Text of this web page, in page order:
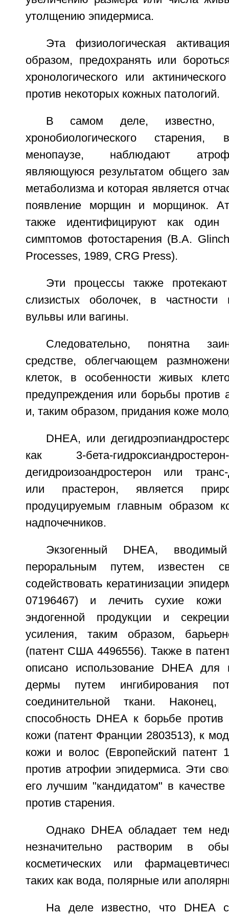
утолщению эпидермиса.
Эта физиологическая
образом, предохранять или
хронологического или
против некоторых кожных патологий.
В самом деле, известно,
хронобиологического
менопаузе, наблюдают
являющуюся результатом общего
метаболизма и которая является
появление морщин и морщинок.
также идентифицируют как один
симптомов фотостарения (B.A.
Processes, 1989, CRG Press).
Эти процессы также
слизистых оболочек, в
вульвы или вагины.
Следовательно, понятна
средстве, облегчающем
клеток, в особенности живых
предупреждения или борьбы против
и, таким образом, придания коже
DHEA, или
как 3-бета-
дегидроизоандростерон или транс-
или прастерон, является
продуцируемым главным образом
надпочечников.
Экзогенный DHEA,
пероральным путем, известен
содействовать кератинизации
07196467) и лечить сухие
эндогенной продукции и
усиления, таким образом,
(патент США 4496556). Также в
описано использование DHEA для
дермы путем ингибирования
соединительной ткани. Наконец,
способность DHEA к борьбе против
кожи (патент Франции 2803513), к
кожи и волос (Европейский патент
против атрофии эпидермиса. Эти
его лучшим "кандидатом" в качестве
против старения.
Однако DHEA обладает тем
незначительно растворим в
косметических или
таких как вода, полярные или
На деле известно, что DHEA